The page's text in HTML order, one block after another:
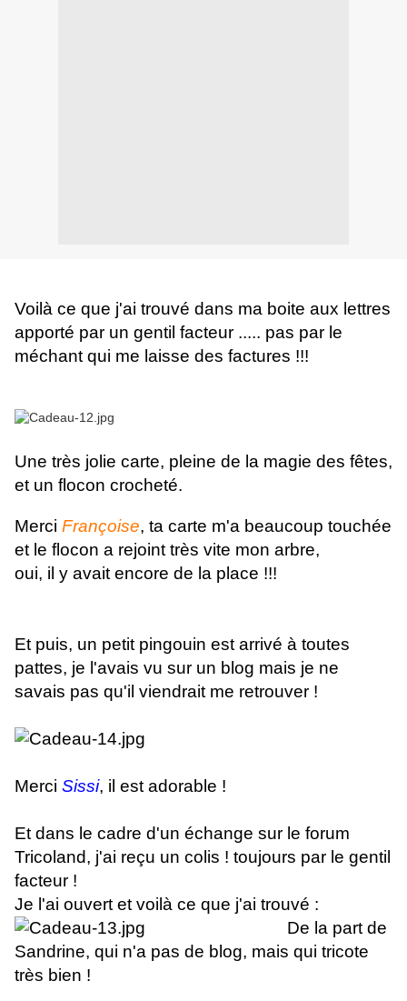
Voilà ce que j'ai trouvé dans ma boite aux lettres
apporté par un gentil facteur ..... pas par le
méchant qui me laisse des factures !!!
Une très jolie carte, pleine de la magie des fêtes,
et un flocon crocheté.
Merci Françoise, ta carte m'a beaucoup touchée
et le flocon a rejoint très vite mon arbre,
oui, il y avait encore de la place !!!
Et puis, un petit pingouin est arrivé à toutes
pattes, je l'avais vu sur un blog mais je ne
savais pas qu'il viendrait me retrouver !
Merci Sissi, il est adorable !
Et dans le cadre d'un échange sur le forum
Tricoland, j'ai reçu un colis ! toujours par le gentil
facteur !
Je l'ai ouvert et voilà ce que j'ai trouvé :
De la part de
Sandrine, qui n'a pas de blog, mais qui tricote
très bien !